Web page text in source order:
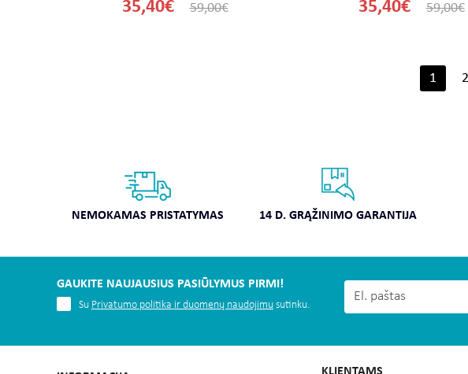
35,40€ 59,00€ 35,40€ 59,00€
1 2
NEMOKAMAS PRISTATYMAS 14 D. GRĄŽINIMO GARANTIJA
GAUKITE NAUJAUSIUS PASIŪLYMUS PIRMI!
Su Privatumo politika ir duomenų naudojimu sutinku.
KLIENTAMS